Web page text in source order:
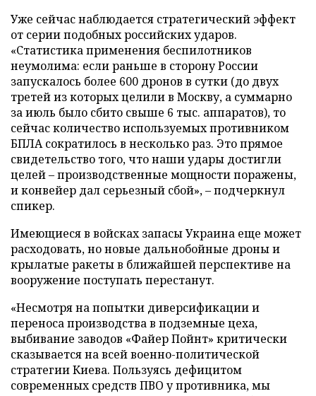
Уже сейчас наблюдается стратегический эффект
от серии подобных российских ударов.
«Статистика применения беспилотников
неумолима: если раньше в сторону России
запускалось более 600 дронов в сутки (до двух
третей из которых целили в Москву, а суммарно
за июль было сбито свыше 6 тыс. аппаратов), то
сейчас количество используемых противником
БПЛА сократилось в несколько раз. Это прямое
свидетельство того, что наши удары достигли
целей – производственные мощности поражены,
и конвейер дал серьезный сбой», – подчеркнул
спикер.
Имеющиеся в войсках запасы Украина еще может
расходовать, но новые дальнобойные дроны и
крылатые ракеты в ближайшей перспективе на
вооружение поступать перестанут.
«Несмотря на попытки диверсификации и
переноса производства в подземные цеха,
выбивание заводов «Файер Пойнт» критически
сказывается на всей военно-политической
стратегии Киева. Пользуясь дефицитом
современных средств ПВО у противника, мы